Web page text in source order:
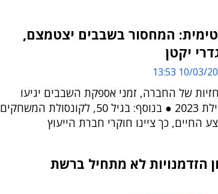
המחסור בשבבים יצטמצם,
יקטן
10/03/2022
של החברה, זמני אספקת השבבים יגיעו
לאיזון עד תחילת 2023 ● בנוסף: בגיל 50, לקונסולת המשחקים
החיים, כך ציינו חוקרי חברת הייעוץ
הזדמנויות לא מתחיל ברשת